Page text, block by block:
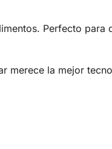
Perfecto para
merece la mejor